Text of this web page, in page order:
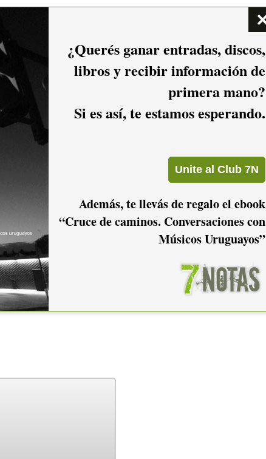
de arreglos "a lo Zitarrosa", con el sello de
impulsor del concepto de la fusión musical
al rock, continuando la búsqueda de
milonga.
a través de sus "Fábulas Materialistas"
surrealista de ciencia, mito y humor.
agudo en "Marcha", el locutor que creó
de Alfredo sobre "el cantor alienante y el
en el escenario, alertaba al lector sobre
que prácticamente invalidaban toda
"dando" sobre el escenario. Abreviemos:
en honor a su ejemplo artístico y ético, en la
que lleva su nombre, para preservar
sociales, como lo hizo Zitarrosa, del mismo
atento a todo aquello que significa
con la magia de crear Luz de donde sólo
¿Querés ganar entradas, discos,
libros y recibir información de
primera mano?
Si es así, te estamos esperando.
Además, te llevás de regalo el ebook
“Cruce de caminos. Conversaciones con
Músicos Uruguayos”